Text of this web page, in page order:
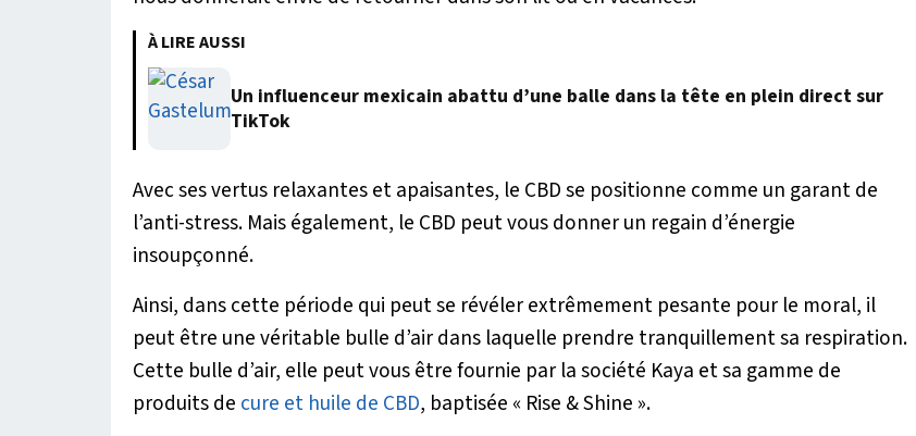
À LIRE AUSSI
Un influenceur mexicain abattu d’une balle dans la tête en plein direct sur
TikTok
Avec ses vertus relaxantes et apaisantes, le CBD se positionne comme un garant de
l’anti-stress. Mais également, le CBD peut vous donner un regain d’énergie
insoupçonné.
Ainsi, dans cette période qui peut se révéler extrêmement pesante pour le moral, il
peut être une véritable bulle d’air dans laquelle prendre tranquillement sa respiration.
Cette bulle d’air, elle peut vous être fournie par la société Kaya et sa gamme de
produits de cure et huile de CBD, baptisée « Rise & Shine ».